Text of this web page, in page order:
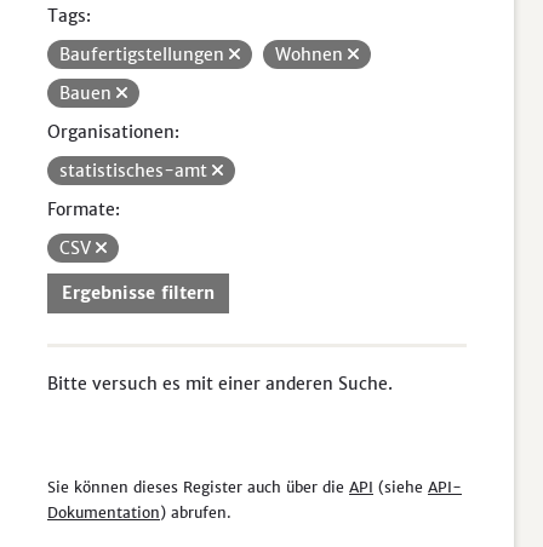
Tags:
Baufertigstellungen
Wohnen
Bauen
Organisationen:
statistisches-amt
Formate:
CSV
Ergebnisse filtern
Bitte versuch es mit einer anderen Suche.
Sie können dieses Register auch über die API (siehe API-
Dokumentation) abrufen.